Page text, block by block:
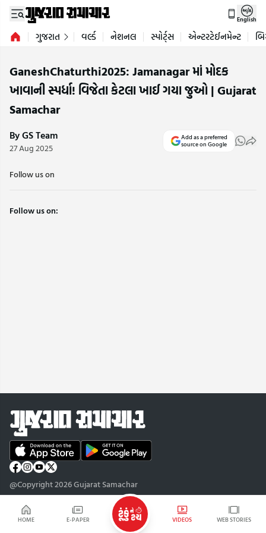
HOME E-PAPER VIDEOS WEB STORIES
English
ગુજરાત વર્લ્ડ નેશનલ સ્પોર્ટ્સ એન્ટરટેઈનમેન્ટ
GaneshChaturthi2025: Jamanagar માં મોદક
ખાવાની સ્પર્ધા! વિજેતા કેટલા ખાઈ ગયા જુઓ | Gujarat
Samachar
By GS Team
27 Aug 2025
Add as a preferred
source on Google
Follow us on
Follow us on:
@Copyright 2026 Gujarat Samachar